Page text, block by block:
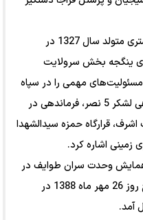
گفتنی است؛ سردار شهید نورعلی شوشتری متولد سال 1327 در
ینگجه بخش سرولایت
مهمی را در سپاه
بر عهده داشت که می‌توان به فرماندهی لشکر 5 نصر، فرماندهی در
قرارگاه حمزه سیدالشهدا
زمینی اشاره کرد.
همایش وحدت سران طوایف در
استان سیستان و بلوچستان بود، صبح روز 26 مهر ماه 1388 در
آمد.